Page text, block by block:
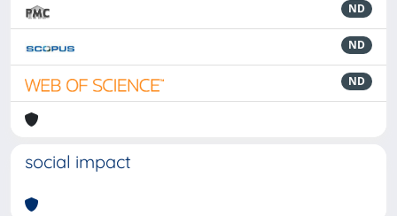
ND
ND
ND
social impact